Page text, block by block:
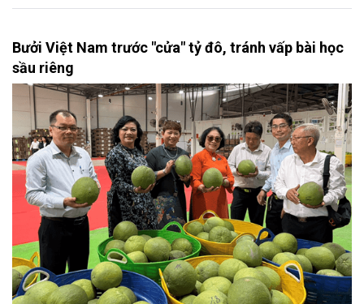
Bưởi Việt Nam trước "cửa" tỷ đô, tránh vấp bài học
sầu riêng